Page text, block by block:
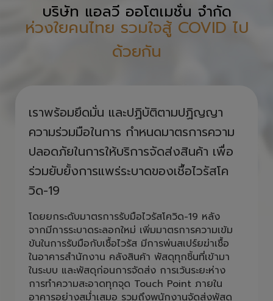
บริษัท แอลวี ออโตเมชั่น จำกัด
ห่วงใยคนไทย รวมใจสู้ COVID ไป
ด้วยกัน
เราพร้อมยึดมั่น และปฏิบัติตามปฏิญญา
ความร่วมมือในการ กำหนดมาตรการความ
ปลอดภัยในการให้บริการจัดส่งสินค้า เพื่อ
ร่วมยับยั้งการแพร่ระบาดของเชื้อไวรัสโค
วิด-19
โดยยกระดับมาตรการรับมือไวรัสโควิด-19 หลัง
จากมีการระบาดระลอกใหม่ เพิ่มมาตรการความเข้ม
ข้นในการรับมือกับเชื้อไวรัส มีการพ่นสเปร์ยฆ่าเชื้อ
ในอาคารสำนักงาน คลังสินค้า พัสดุทุกชิ้นที่เข้ามา
ในระบบ และพัสดุก่อนการจัดส่ง การเว้นระยะห่าง
การทำความสะอาดทุกจุด Touch Point ภายใน
อาคารอย่างสม่ำเสมอ รวมถึงพนักงานจัดส่งพัสดุ